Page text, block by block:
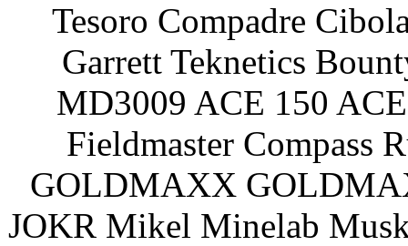
Tesoro Compadre
Garrett Teknetics
MD3009 ACE 150
Fieldmaster Compass
GOLDMAXX
JOKR Mikel Minelab